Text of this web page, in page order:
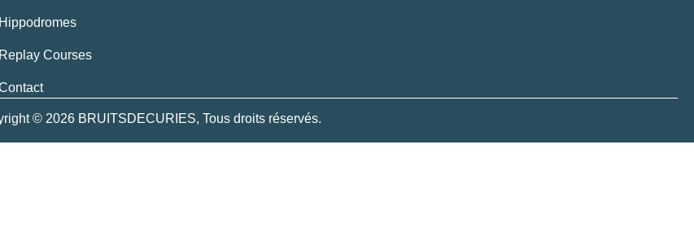
Hippodromes
Replay Courses
© 2026 BRUITSDECURIES, Tous droits réservés.